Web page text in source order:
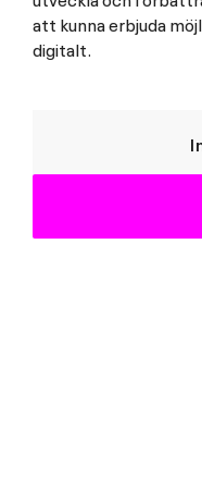
Övrig
att kunna erbjuda
digitalt.